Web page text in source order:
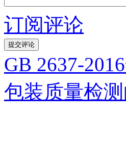
订阅评论
GB 2637-
包装质量检